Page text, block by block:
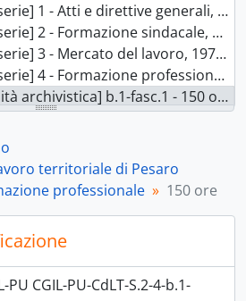
1 - Atti e direttive generali, 1945 - 1994
2 - Formazione sindacale, 1955 - 1993
3 - Mercato del lavoro, 1977 - 1995
4 - Formazione professionale, 1977 - 1994
b.1-fasc.1 - 150 ore, 1977 - 1994 Con lac. 1981-1988
b.1-fasc.2 - Formazione professionale Fse, 1981 - 1983
b.1-fasc.3 - Regione Marche - nomina comitati di gestione Fse, 1982 - 1983
b.1-fasc.4 - Formazione professionale Cgil Pesaro - Fse, 1983 - 1984 con docc. 1988
b.1-fasc.5 - Mercato del lavoro - Fse - formazione professionale, 1983 - 1984
b.2-fasc.6 - Formazione professionale Cgil Marche - Fse, 1983 - 1987 con lac. 1984-1985
b.2-fasc.8 - Fse - Sostegno all'occupazione giovanile, 1985
b.2-fasc.9 - Contratti di formazione lavoro, 1985 - 1987
b.2-fasc.10 - Corso Fse per incisori musicali, 1985 - 1987
territoriale di Pesaro
professionale 150 ore
PU CGIL-PU-CdLT-S.2-4-b.1-